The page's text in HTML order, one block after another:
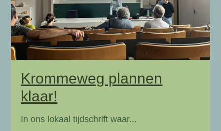
Krommeweg plannen
klaar!
In ons lokaal tijdschrift waar...